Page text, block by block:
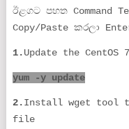
ඊළගට පහත Command
Copy/Paste කරලා
1.Update the CentOS
yum -y update
2.Install wget tool
file